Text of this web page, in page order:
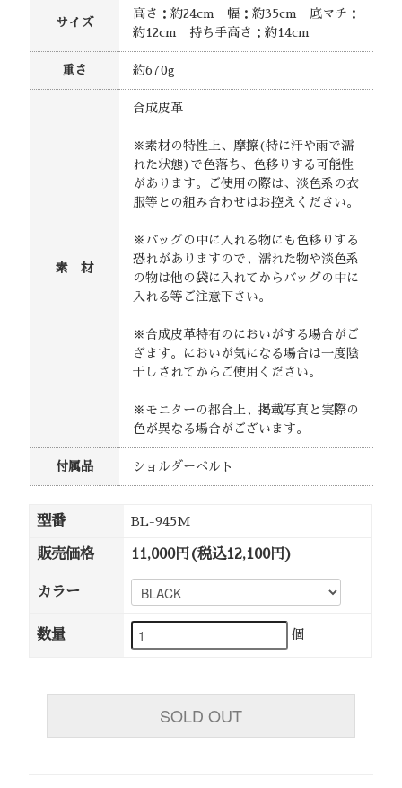
サイズ
高さ：約24cm 幅：約35cm 底マチ：
約12cm 持ち手高さ：約14cm
重さ 約670g
素 材
合成皮革
※素材の特性上、摩擦(特に汗や雨で濡
れた状態)で色落ち、色移りする可能性
があります。ご使用の際は、淡色系の衣
服等との組み合わせはお控えください。
※バッグの中に入れる物にも色移りする
恐れがありますので、濡れた物や淡色系
の物は他の袋に入れてからバッグの中に
入れる等ご注意下さい。
※合成皮革特有のにおいがする場合がご
ざます。においが気になる場合は一度陰
干しされてからご使用ください。
※モニターの都合上、掲載写真と実際の
色が異なる場合がございます。
付属品 ショルダーベルト
型番 BL-945M
販売価格 11,000円(税込12,100円)
カラー
数量 個
SOLD OUT